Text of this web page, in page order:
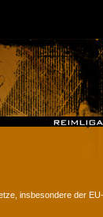
insbesondere der EU-